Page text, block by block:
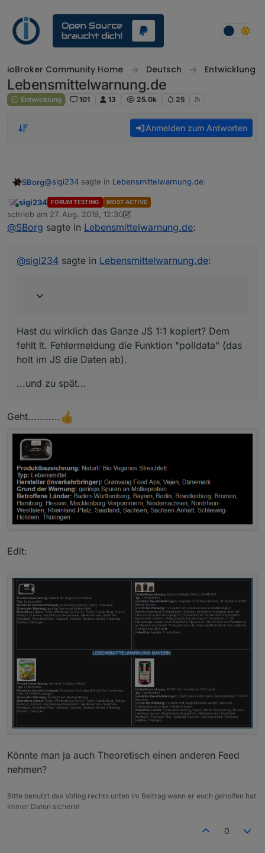
ioBroker Community Home Deutsch Entwicklung
Lebensmittelwarnung.de
Entwicklung 101 13 25.0k 25
Anmelden zum Antworten
SBorg@sigi234 sagte in Lebensmittelwarnung.de:
polldata is not defined
Fehlermeldung die Funktion "polldata" (das holt im JS
die Daten ab).
...und zu spät...
Online
sigi234 FORUM TESTING MOST ACTIVE
schrieb am 27. Aug. 2019, 12:30
zuletzt editiert von sigi234
@SBorg sagte in Lebensmittelwarnung.de:
@sigi234 sagte in Lebensmittelwarnung.de:
Hast du wirklich das Ganze JS 1:1 kopiert? Dem
fehlt lt. Fehlermeldung die Funktion "polldata" (das
holt im JS die Daten ab).
...und zu spät...
Geht...........
Edit:
Könnte man ja auch Theoretisch einen anderen Feed
nehmen?
Bitte benutzt das Voting rechts unten im Beitrag wenn er euch geholfen hat.
Immer Daten sichern!
0